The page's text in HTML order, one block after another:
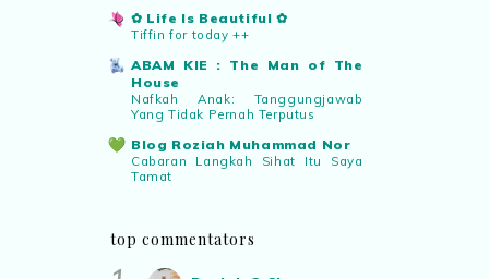
rasa kurang ideanya.”
NA commented on pertandingan tiktok
mencipta sajak
anjurkan pertandingan penulisan sajak
Roziah @ Cie
“Menarik juga pertandingan macam ni.
✿ Life Is Beautiful ✿
Tiffin for today ++
ABAM KIE : The Man of The
House
Nafkah Anak: Tanggungjawab
Yang Tidak Pernah Terputus
Blog Roziah Muhammad Nor
Cabaran Langkah Sihat Itu Saya
Tamat
Manis Strawberi
Air Tangan Kak Ipar Bahagian 2
top commentators